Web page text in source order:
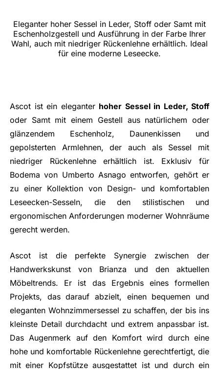
Eleganter hoher Sessel in Leder, Stoff oder Samt mit
Eschenholzgestell und Ausführung in der Farbe Ihrer
Wahl, auch mit niedriger Rückenlehne erhältlich. Ideal
für eine moderne Leseecke.
Ascot ist ein eleganter hoher Sessel in Leder, Stoff
oder Samt mit einem Gestell aus natürlichem oder
glänzendem Eschenholz, Daunenkissen und
gepolsterten Armlehnen, der auch als Sessel mit
niedriger Rückenlehne erhältlich ist. Exklusiv für
Bodema von Umberto Asnago entworfen, gehört er
zu einer Kollektion von Design- und komfortablen
Leseecken-Sesseln, die den stilistischen und
ergonomischen Anforderungen moderner Wohnräume
gerecht werden.
Ascot ist die perfekte Synergie zwischen der
Handwerkskunst von Brianza und den aktuellen
Möbeltrends. Er ist das Ergebnis eines formellen
Projekts, das darauf abzielt, einen bequemen und
eleganten Wohnzimmersessel zu schaffen, der bis ins
kleinste Detail durchdacht und extrem anpassbar ist.
Das Augenmerk auf den Komfort wird durch eine
hohe und komfortable Rückenlehne gerechtfertigt, die
mit einer Kopfstütze ausgestattet ist und durch ein